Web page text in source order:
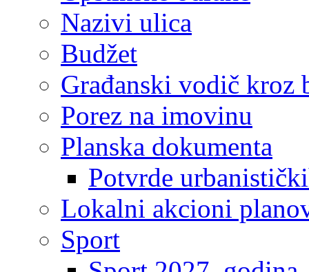
Nazivi ulica
Budžet
Građanski vodič kroz
Porez na imovinu
Planska dokumenta
Potvrde
Lokalni akcioni
Sport